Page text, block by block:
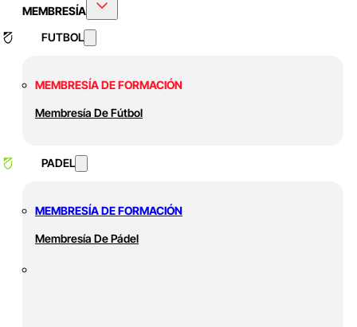
MEMBRESÍA
FUTBOL
MEMBRESÍA DE FORMACIÓN
Membresía De Fútbol
PADEL
MEMBRESÍA DE FORMACIÓN
Membresía De Pádel